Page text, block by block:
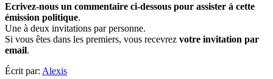
Ecrivez-nous un commentaire ci-dessous pour assister à cette
émission politique.
Une à deux invitations par personne.
Si vous êtes dans les premiers, vous recevrez votre invitation par
email.
Écrit par: Alexis